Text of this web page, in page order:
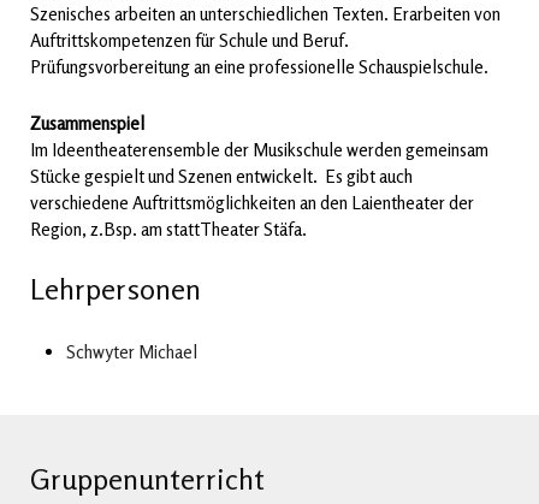
Szenisches arbeiten an unterschiedlichen Texten. Erarbeiten von
Auftrittskompetenzen für Schule und Beruf.
Prüfungsvorbereitung an eine professionelle Schauspielschule.
Zusammenspiel
Im Ideentheaterensemble der Musikschule werden gemeinsam
Stücke gespielt und Szenen entwickelt. Es gibt auch
verschiedene Auftrittsmöglichkeiten an den Laientheater der
Region, z.Bsp. am stattTheater Stäfa.
Lehrpersonen
Schwyter Michael
Gruppenunterricht